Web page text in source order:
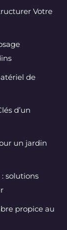
Votre
de
d’un
un jardin
solutions
propice au